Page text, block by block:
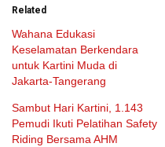
Related
Wahana Edukasi
Keselamatan Berkendara
untuk Kartini Muda di
Jakarta-Tangerang
Sambut Hari Kartini, 1.143
Pemudi Ikuti Pelatihan Safety
Riding Bersama AHM